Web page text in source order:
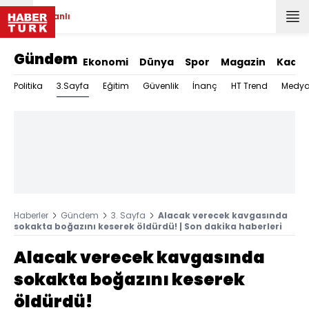
Canlı
Gündem Ekonomi Dünya Spor Magazin Kadın
Politika 3.Sayfa Eğitim Güvenlik İnanç HT Trend
Haberler Gündem 3. Sayfa
Alacak verecek kavgasında
sokakta boğazını keserek öldürdü! | Son dakika haberleri
Alacak verecek kavgasında
sokakta boğazını keserek
öldürdü!